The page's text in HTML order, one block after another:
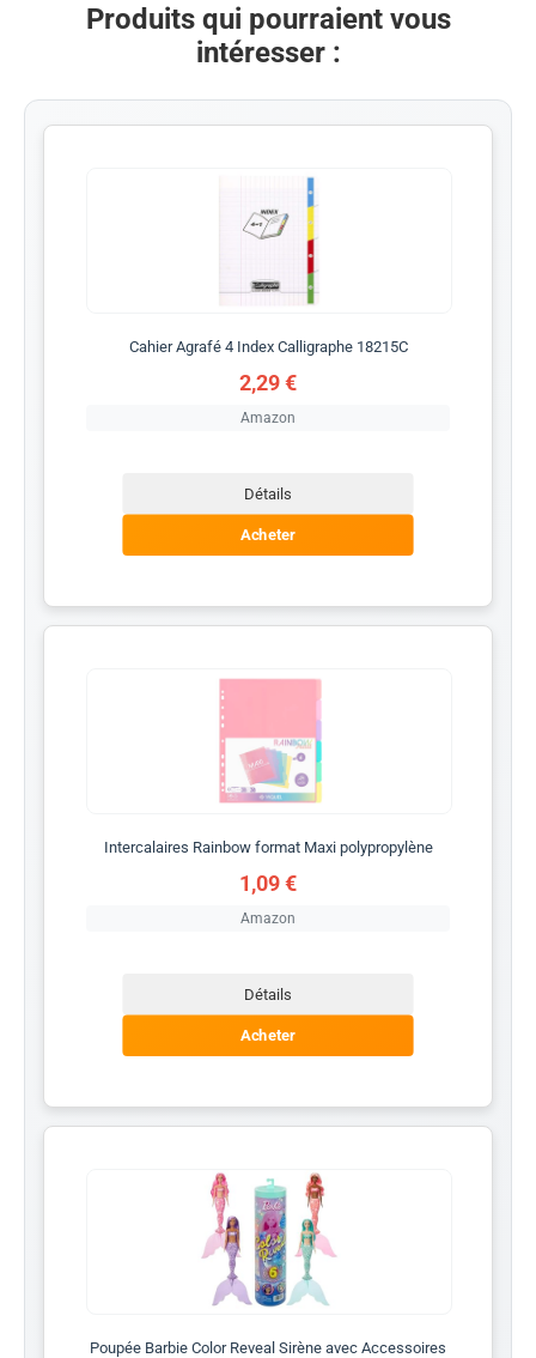
Produits qui pourraient vous
intéresser :
Cahier Agrafé 4 Index Calligraphe 18215C
2,29 €
Amazon
Détails
Acheter
Intercalaires Rainbow format Maxi polypropylène
1,09 €
Amazon
Détails
Acheter
Poupée Barbie Color Reveal Sirène avec Accessoires